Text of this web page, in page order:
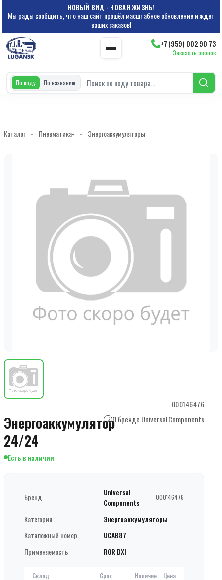
НОВЫЙ ВИД - НОВАЯ ЖИЗНЬ!
Мы рады сообщить, что наш сайт прошёл масштабное обновление и ждет
ваших заказов!
+7 (959) 002 90 73
Заказать звонок
По коду По названию
Каталог - Пневматика- - Энергоаккумуляторы
000146476
Энергоаккумулятор
24/24
i О бренде Universal Components
Есть в наличии
Бренд
Universal
Components
000146476
Категория
Энергоаккумуляторы
Каталожный номер
UCAB87
Применяемость
ROR DXI
Склад Срок Наличие Цена